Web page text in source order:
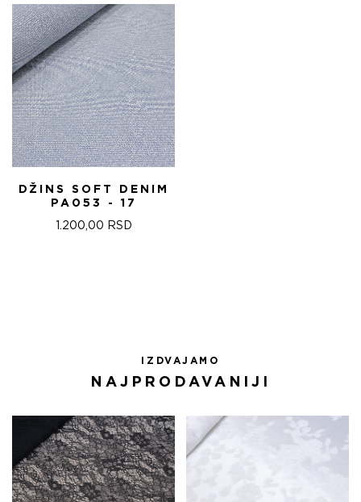
1.440,00 RSD.
DŽINS SOFT DENIM
PA053 - 17
1.200,00 RSD
IZDVAJAMO
NAJPRODAVANIJI